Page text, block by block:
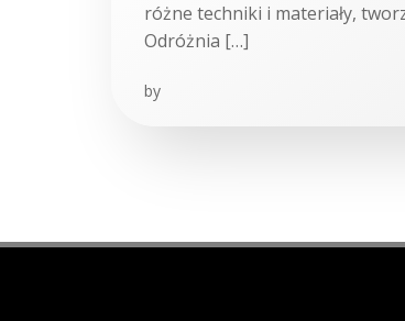
różne techniki i materiały,
Odróżnia […]
by